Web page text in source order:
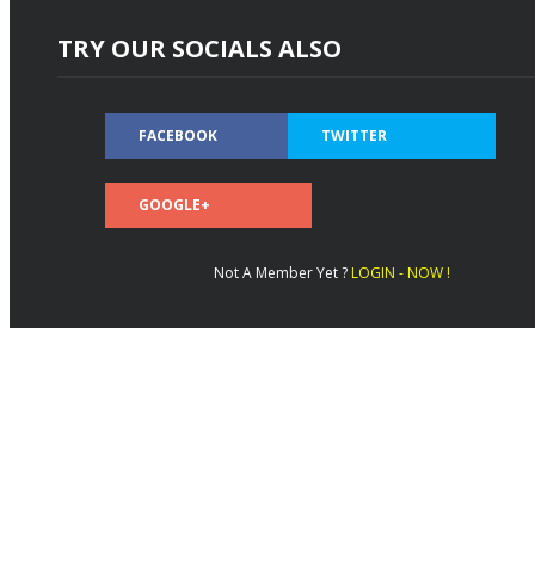
TRY OUR SOCIALS ALSO
FACEBOOK TWITTER
GOOGLE+
Not A Member Yet ? LOGIN - NOW !